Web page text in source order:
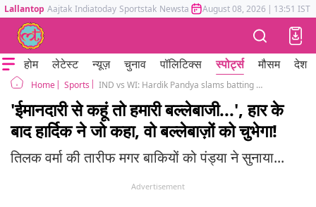
Lallantop Aajtak Indiatoday Sportstak Newstak Mumbai Tak Astrotak
August 08, 2026 | 13:51 IST
होम लेटेस्ट न्यूज़ चुनाव पॉलिटिक्स स्पोर्ट्स मौसम देश
Home Sports IND vs WI: Hardik Pandya slams batting performance in second T20I
'ईमानदारी से कहूं तो हमारी बल्लेबाजी...', हार के
बाद हार्दिक ने जो कहा, वो बल्लेबाज़ों को चुभेगा!
तिलक वर्मा की तारीफ मगर बाकियों को पंड्या ने सुनाया...
Advertisement